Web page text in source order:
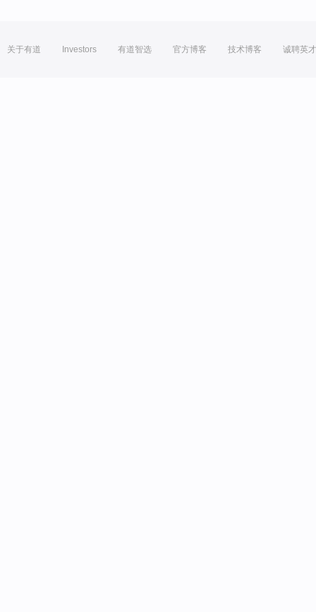
关于有道 Investors 有道智选 官方博客 技术博客 诚聘英才